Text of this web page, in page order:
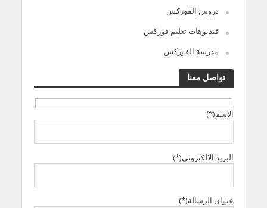
دروس الفوركس
فيديوهات تعليم فوركس
مدرسة الفوركس
تواصل معنا
الاسم(*)
البريد الالكترونى(*)
عنوان الرسالة(*)